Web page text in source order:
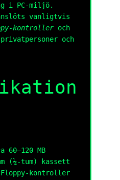
i PC-miljö.
vanligtvis
kontrolleroch
privatpersoner och
60–120 MB
(¼-tum) kassett
kontroller